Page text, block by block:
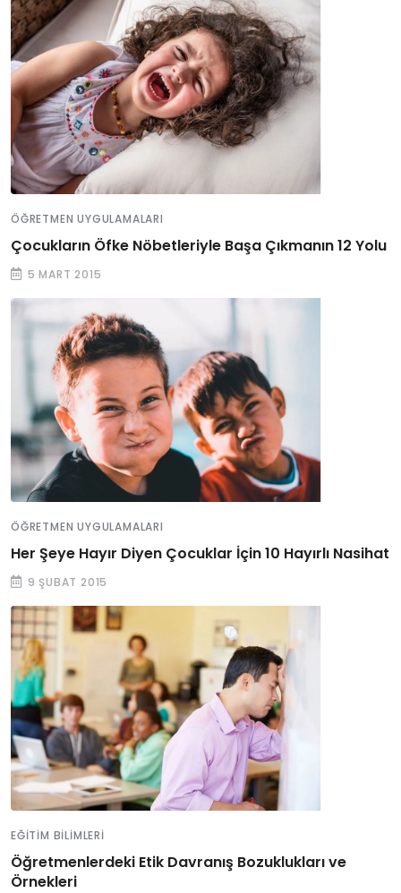
ÖĞRETMEN UYGULAMALARI
Çocukların Öfke Nöbetleriyle Başa Çıkmanın 12 Yolu
5 MART 2015
ÖĞRETMEN UYGULAMALARI
Her Şeye Hayır Diyen Çocuklar İçin 10 Hayırlı Nasihat
9 ŞUBAT 2015
EĞITIM BILIMLERI
Öğretmenlerdeki Etik Davranış Bozuklukları ve
Örnekleri